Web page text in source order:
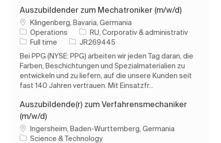
Auszubildender zum Mechatroniker (m/w/d)
LocKlingenberg, Bavaria, Germania
Operations
Categorie
RU, Corporativ & administrativ
Tipul postului
Full time Job IdJR269445
Bei PPG (NYSE: PPG) arbeiten wir jeden Tag daran, die
Farben, Beschichtungen und Spezialmaterialien zu
entwickeln und zu liefern, auf die unsere Kunden seit
fast 140 Jahren vertrauen. Mit Einsatzfr...
Auszubildende(r) zum Verfahrensmechaniker
(m/w/d)
LocIngersheim, Baden-Wurttemberg, Germania
Science & Technology